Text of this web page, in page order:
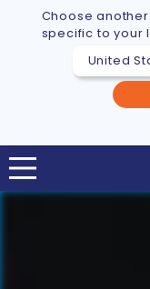
Choose
specific to your